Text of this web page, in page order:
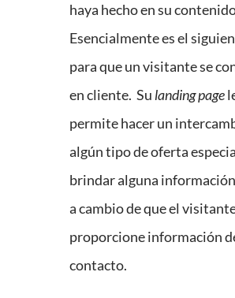
haya hecho en su
Esencialmente es el
para que un visitante se
en cliente. Su landing page
permite hacer un
algún tipo de oferta
brindar alguna
a cambio de que el
proporcione información
contacto.